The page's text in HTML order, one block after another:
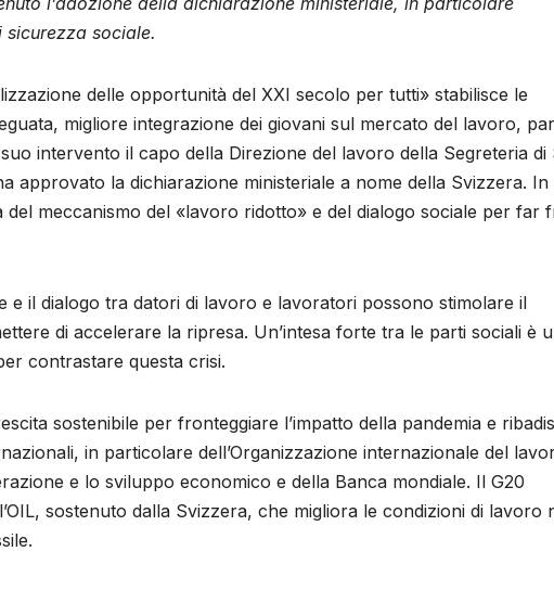
sicurezza sociale.
delle opportunità del XXI secolo per tutti» stabilisce le
migliore integrazione dei giovani sul mercato del lavoro,
intervento il capo della Direzione del lavoro della Segreteria di
approvato la dichiarazione ministeriale a nome della Svizzera. In
del meccanismo del «lavoro ridotto» e del dialogo sociale per far
e il dialogo tra datori di lavoro e lavoratori possono stimolare il
di accelerare la ripresa. Un’intesa forte tra le parti sociali è
contrastare questa crisi.
sostenibile per fronteggiare l’impatto della pandemia e
in particolare dell’Organizzazione internazionale del
e lo sviluppo economico e della Banca mondiale. Il G20
sostenuto dalla Svizzera, che migliora le condizioni di lavoro